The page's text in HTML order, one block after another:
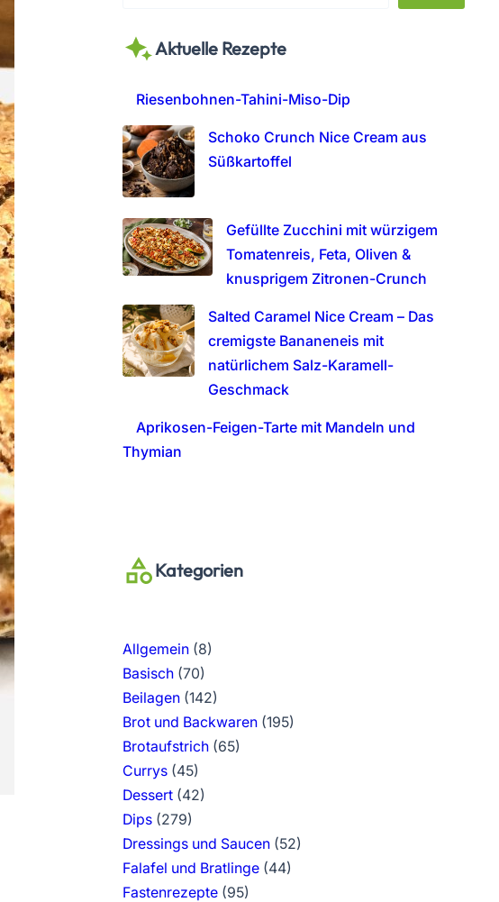
r
Aktuelle Rezepte
Riesenbohnen-Tahini-Miso-Dip
Schoko Crunch Nice Cream aus
Süßkartoffel
Gefüllte Zucchini mit würzigem
Tomatenreis, Feta, Oliven &
knusprigem Zitronen-Crunch
Salted Caramel Nice Cream – Das
cremigste Bananeneis mit
natürlichem Salz-Karamell-
Geschmack
Aprikosen-Feigen-Tarte mit Mandeln und
Thymian
Kategorien
Allgemein(8)
Basisch(70)
Beilagen(142)
Brot und Backwaren(195)
Brotaufstrich(65)
Currys(45)
Dessert(42)
Dips(279)
Dressings und Saucen(52)
Falafel und Bratlinge(44)
Fastenrezepte(95)